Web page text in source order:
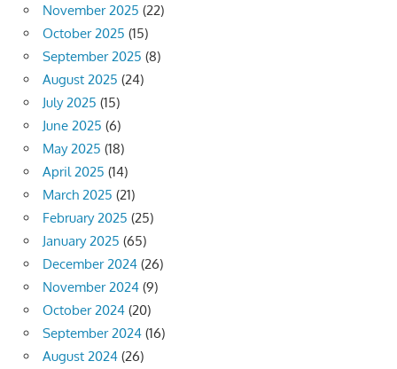
November 2025 (22)
October 2025 (15)
September 2025 (8)
August 2025 (24)
July 2025 (15)
June 2025 (6)
May 2025 (18)
April 2025 (14)
March 2025 (21)
February 2025 (25)
January 2025 (65)
December 2024 (26)
November 2024 (9)
October 2024 (20)
September 2024 (16)
August 2024 (26)